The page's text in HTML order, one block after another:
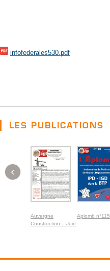
infofederales530.pdf
LES PUBLICATIONS
Auvergne
Construction – Juin
Aplomb n°115
‹